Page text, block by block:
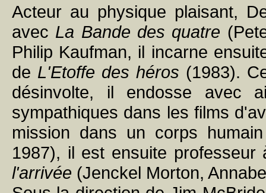
Acteur au physique plaisant,
avec La Bande des quatre
Philip Kaufman, il incarne
de L'Etoffe des héros (1983).
désinvolte, il endosse avec
sympathiques dans les films
mission dans un corps
1987), il est ensuite
l'arrivée (Jenckel Morton,